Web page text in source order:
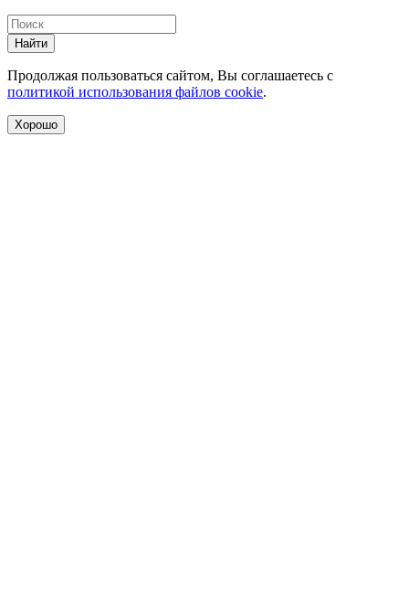
Найти
Продолжая пользоваться сайтом, Вы соглашаетесь с
политикой использования файлов cookie.
Хорошо